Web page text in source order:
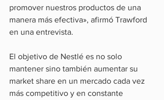
promover nuestros productos de una
manera más efectiva», afirmó Trawford
en una entrevista.
El objetivo de Nestlé es no solo
mantener sino también aumentar su
market share en un mercado cada vez
más competitivo y en constante